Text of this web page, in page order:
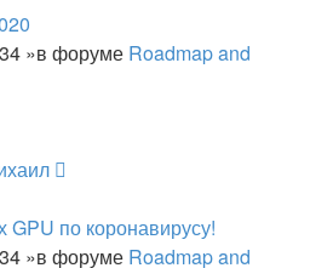
»в форуме Roadmap and
по коронавирусу!
»в форуме Roadmap and